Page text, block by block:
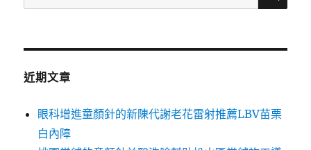
尋
鍵
近期文章
眼科增進童顏針的新陳代謝老花雷射推薦LBV苗栗
白內障